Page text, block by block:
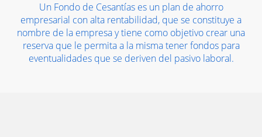
Un Fondo de Cesantías es un plan de ahorro
empresarial con alta rentabilidad, que se constituye a
nombre de la empresa y tiene como objetivo crear una
reserva que le permita a la misma tener fondos para
eventualidades que se deriven del pasivo laboral.